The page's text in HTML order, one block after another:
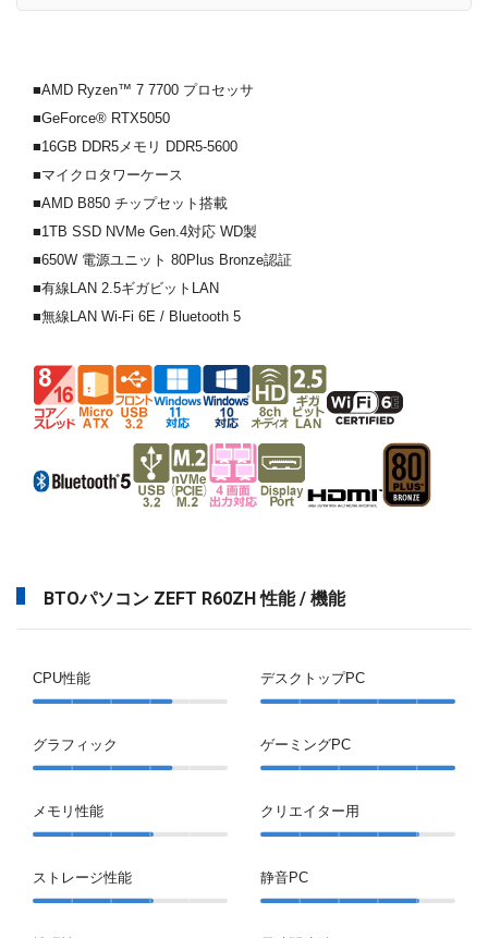
■AMD Ryzen™ 7 7700 プロセッサ
■GeForce® RTX5050
■16GB DDR5メモリ DDR5-5600
■マイクロタワーケース
■AMD B850 チップセット搭載
■1TB SSD NVMe Gen.4対応 WD製
■650W 電源ユニット 80Plus Bronze認証
■有線LAN 2.5ギガビットLAN
■無線LAN Wi-Fi 6E / Bluetooth 5
BTOパソコン ZEFT R60ZH 性能 / 機能
CPU性能
グラフィック
メモリ性能
ストレージ性能
デスクトップPC
ゲーミングPC
クリエイター用
静音PC